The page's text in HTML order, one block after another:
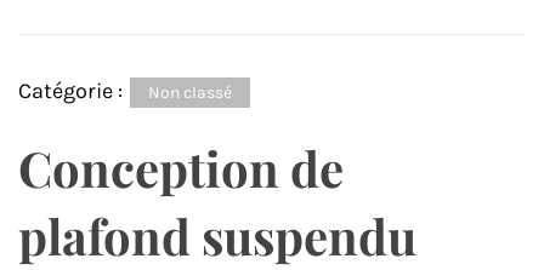
Catégorie : Non classé
Conception de
plafond suspendu